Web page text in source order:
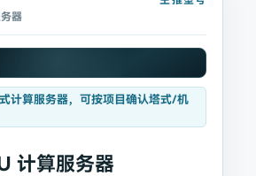
器
计算服务器，可按项目确认塔式/机
计算服务器